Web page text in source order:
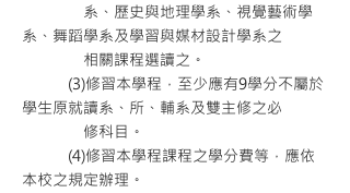
系、歷史與地理學系、視覺藝術學
系、舞蹈學系及學習與媒材設計學系之
相關課程選讀之。
(3)修習本學程，至少應有9學分不屬於
學生原就讀系、所、輔系及雙主修之必
修科目。
(4)修習本學程課程之學分費等，應依
本校之規定辦理。